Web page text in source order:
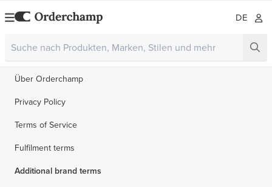
DE
Über Orderchamp
Privacy Policy
Terms of Service
Fulfilment terms
Additional brand terms